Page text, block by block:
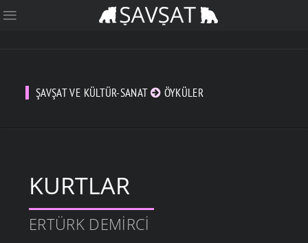
ŞAVŞAT VE KÜLTÜR-SANAT ÖYKÜLER
KURTLAR
ERTÜRK DEMIRCI